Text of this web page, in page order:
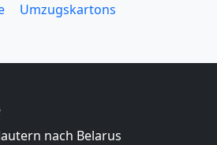
Umzugskartons
nach Belarus